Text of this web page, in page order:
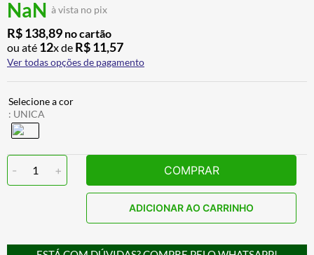
NaN à vista no pix
R$138,89 no cartão
ou até 12x de R$11,57
Ver todas opções de pagamento
: UNICA
- 1 + COMPRAR
ADICIONAR AO CARRINHO
8 º ALPINESTAR
9º AIROH
10º BOTAS